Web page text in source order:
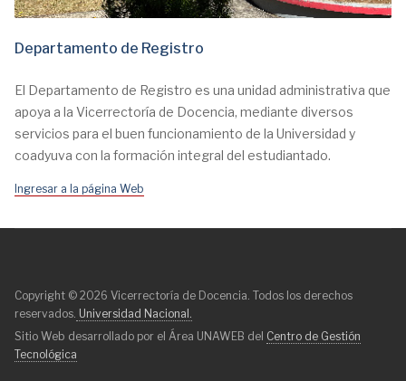
Departamento de Registro
El Departamento de Registro es una unidad administrativa que
apoya a la Vicerrectoría de Docencia, mediante diversos
servicios para el buen funcionamiento de la Universidad y
coadyuva con la formación integral del estudiantado.
Ingresar a la página Web
Copyright © 2026 Vicerrectoría de Docencia. Todos los derechos
reservados. Universidad Nacional.
Sitio Web desarrollado por el Área UNAWEB del Centro de Gestión
Tecnológica